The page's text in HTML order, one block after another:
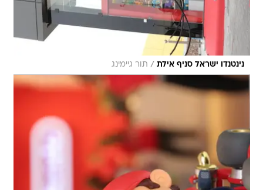
נינטנדו ישראל סניף אילת / תור גיימינג